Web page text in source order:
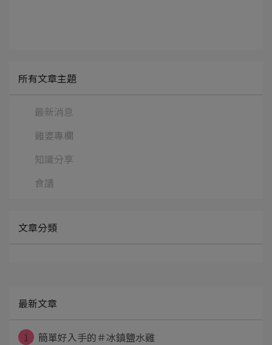
所有文章主題
最新消息
雞婆專欄
知識分享
食譜
文章分類
最新文章
1
簡單好入手的＃冰鎮鹽水雞